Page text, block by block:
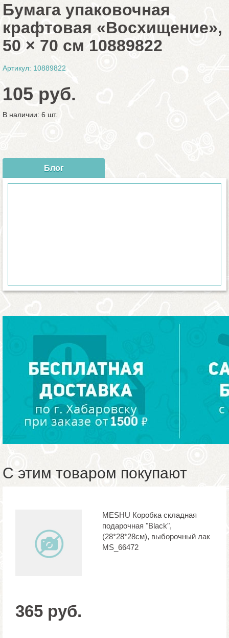
Бумага упаковочная
крафтовая «Восхищение»,
50 × 70 см 10889822
Артикул: 10889822
105 руб.
В наличии: 6 шт.
Блог
С этим товаром покупают
MESHU Коробка складная
подарочная "Black",
(28*28*28см), выборочный лак
MS_66472
365 руб.